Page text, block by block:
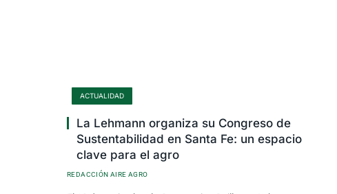
ACTUALIDAD
La Lehmann organiza su Congreso de
Sustentabilidad en Santa Fe: un espacio
clave para el agro
REDACCIÓN AIRE AGRO